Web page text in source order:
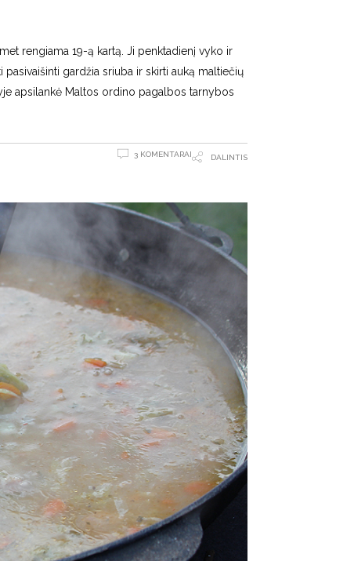
rengiama 19-ą kartą. Ji penktadienį vyko ir
gardžia sriuba ir skirti auką maltiečių
apsilankė Maltos ordino pagalbos tarnybos
3 KOMENTARAI DALINTIS